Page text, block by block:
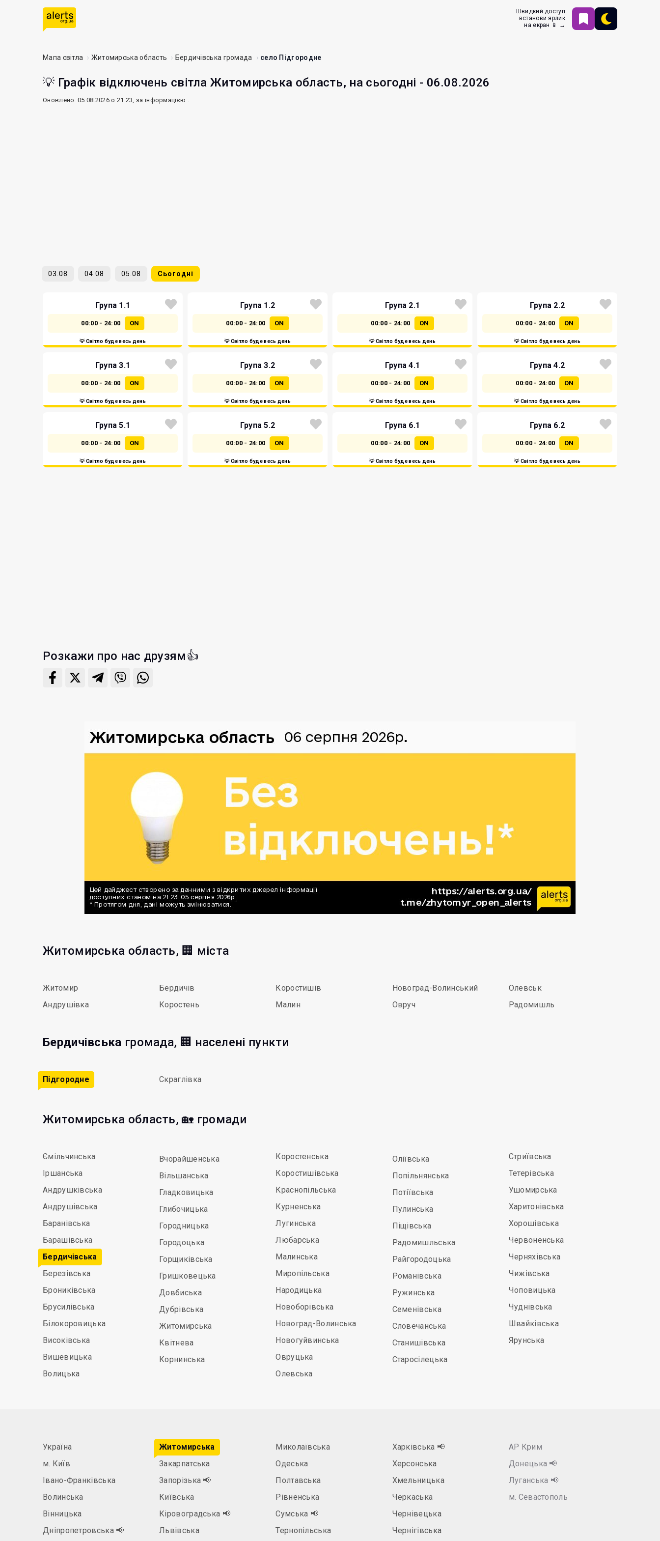
Швидкий доступ
встанови ярлик
на екран 📱 →
Мапа світла Житомирська область Бердичівська громада село Підгородне
💡 Графік відключень світла Житомирська область, на сьогодні - 06.08.2026
Оновлено: 05.08.2026 о 21:23, за інформацією .
03.08 04.08 05.08 Сьогодні
Група 1.1
00:00 - 24:00 ON
💡 Світло буде весь день
Група 1.2
00:00 - 24:00 ON
💡 Світло буде весь день
Група 2.1
00:00 - 24:00 ON
💡 Світло буде весь день
Група 2.2
00:00 - 24:00 ON
💡 Світло буде весь день
Група 3.1
00:00 - 24:00 ON
💡 Світло буде весь день
Група 3.2
00:00 - 24:00 ON
💡 Світло буде весь день
Група 4.1
00:00 - 24:00 ON
💡 Світло буде весь день
Група 4.2
00:00 - 24:00 ON
💡 Світло буде весь день
Група 5.1
00:00 - 24:00 ON
💡 Світло буде весь день
Група 5.2
00:00 - 24:00 ON
💡 Світло буде весь день
Група 6.1
00:00 - 24:00 ON
💡 Світло буде весь день
Група 6.2
00:00 - 24:00 ON
💡 Світло буде весь день
Розкажи про нас друзям👍
Житомирська область, 🏢 міста
Житомир
Андрушівка
Бердичів
Коростень
Коростишів
Малин
Новоград-Волинський
Овруч
Олевськ
Радомишль
Бердичівська громада, 🏢 населені пункти
Підгородне Скраглівка
Житомирська область, 🏡 громади
Ємільчинська
Іршанська
Андрушківська
Андрушівська
Баранівська
Барашівська
Бердичівська
Березівська
Брониківська
Брусилівська
Білокоровицька
Високівська
Вишевицька
Волицька
Вчорайшенська
Вільшанська
Гладковицька
Глибочицька
Городницька
Городоцька
Горщиківська
Гришковецька
Довбиська
Дубрівська
Житомирська
Квітнева
Корнинська
Коростенська
Коростишівська
Краснопільська
Курненська
Лугинська
Любарська
Малинська
Миропільська
Народицька
Новоборівська
Новоград-Волинська
Новогуйвинська
Овруцька
Олевська
Оліївська
Попільнянська
Потіївська
Пулинська
Піщівська
Радомишльська
Райгородоцька
Романівська
Ружинська
Семенівська
Словечанська
Станишівська
Старосілецька
Стриївська
Тетерівська
Ушомирська
Харитонівська
Хорошівська
Червоненська
Черняхівська
Чижівська
Чоповицька
Чуднівська
Швайківська
Ярунська
Україна
м. Київ
Івано-Франківська
Волинська
Вінницька
Дніпропетровська 📢
Житомирська
Закарпатська
Запорізька 📢
Київська
Кіровоградська 📢
Львівська
Миколаївська
Одеська
Полтавська
Рівненська
Сумська 📢
Тернопільська
Харківська 📢
Херсонська
Хмельницька
Черкаська
Чернівецька
Чернігівська
АР Крим
Донецька 📢
Луганська 📢
м. Севастополь